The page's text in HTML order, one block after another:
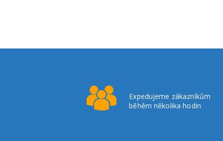
Expedujeme zákazníkům
běhěm několika hodin